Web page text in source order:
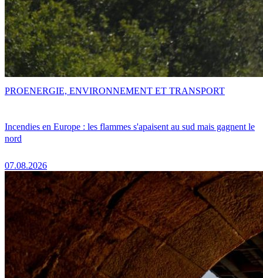
Incendies en Europe : les flammes s'apaisent au sud mais gagnent le
nord
07.08.2026
PROENERGIE, ENVIRONNEMENT ET TRANSPORT